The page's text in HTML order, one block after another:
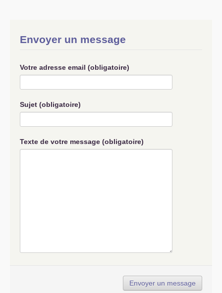
Envoyer un message
Votre adresse email (obligatoire)
Sujet (obligatoire)
Texte de votre message (obligatoire)